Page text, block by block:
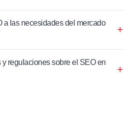
a las necesidades del mercado
regulaciones sobre el SEO en